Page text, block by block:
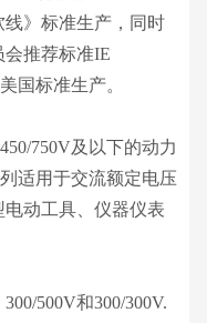
》标准生产，同时
推荐标准IE
准生产。
750V及以下的动力
列适用于交流额定电压
动工具、仪器仪表
500V和300/300V.